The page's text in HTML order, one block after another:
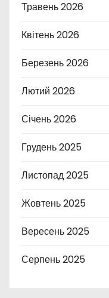
Травень 2026
Квітень 2026
Березень 2026
Лютий 2026
Січень 2026
Грудень 2025
Листопад 2025
Жовтень 2025
Вересень 2025
Серпень 2025